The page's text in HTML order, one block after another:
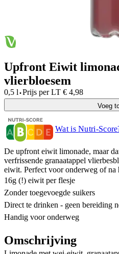
Upfront Eiwit
vlierbloesem
0,5 l·Prijs per LT € 4,98
Voeg
Wat is Nutri-
De upfront eiwit limonade, maar
verfrissende granaatappel
eiwit. Perfect voor onderweg of na
16g (!) eiwit per flesje
Zonder toegevoegde suikers
Direct te drinken - geen bereiding
Handig voor onderweg
Omschrijving